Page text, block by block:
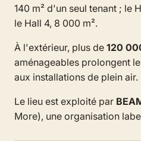
140 m² d'un seul tenant ; le
le Hall 4, 8 000 m².
À l'extérieur, plus de 120
aménageables prolongent
aux installations de plein air.
Le lieu est exploité par
More), une organisation